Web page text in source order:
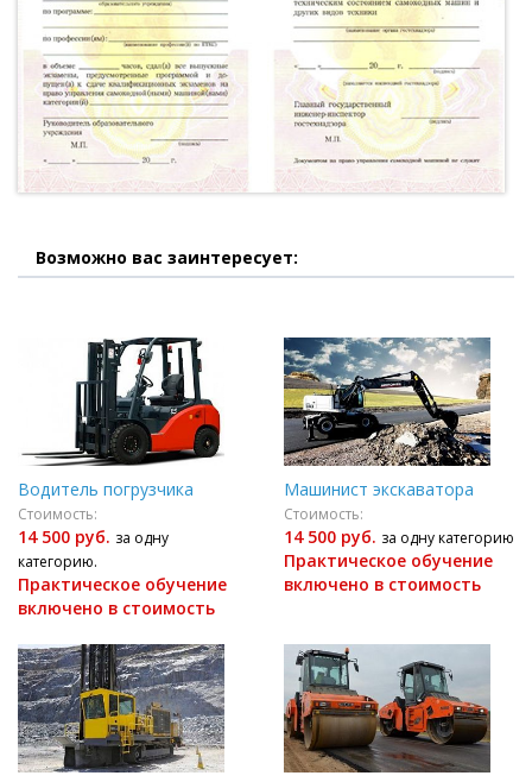
Возможно вас заинтересует:
Водитель погрузчика
Стоимость:
14 500 руб. за одну
категорию.
Практическое обучение
включено в стоимость
Машинист экскаватора
Стоимость:
14 500 руб. за одну категорию
Практическое обучение
включено в стоимость